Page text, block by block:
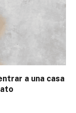
a una casa